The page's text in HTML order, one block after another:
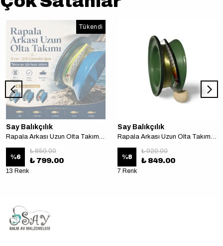
Tükendi
Say Balıkçılık
%6
₺ 850.00
₺ 799.00
13 Renk
Say Balıkçılık
%8
₺ 920.00
₺ 849.00
7 Renk